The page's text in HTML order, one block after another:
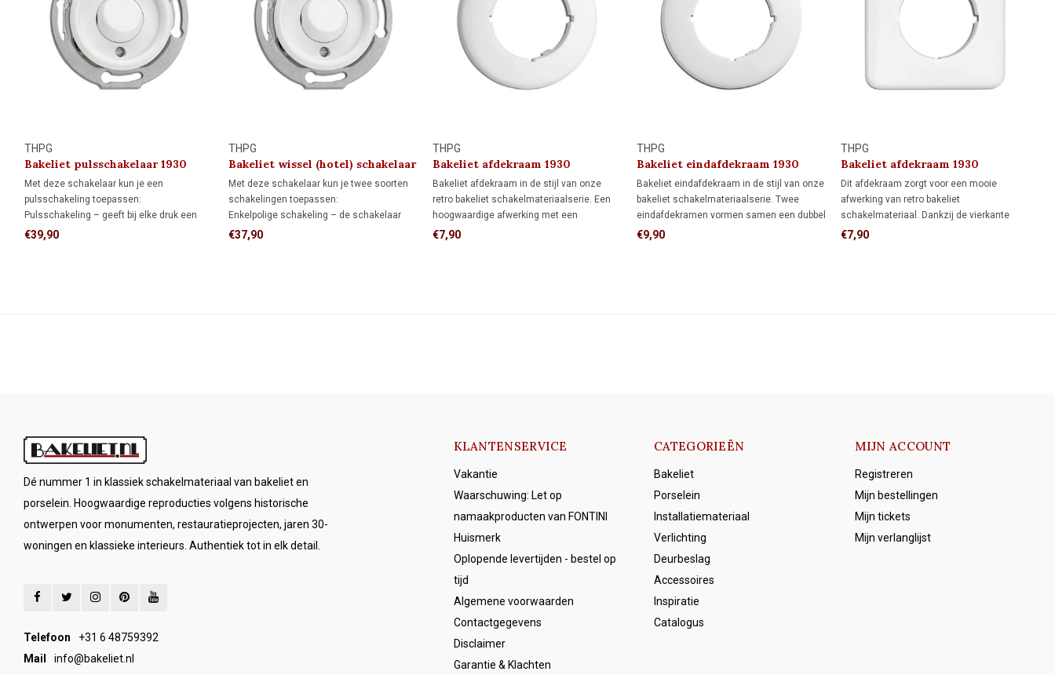
THPG
Bakeliet pulsschakelaar 1930
Met deze schakelaar kun je een
pulsschakeling toepassen:
Pulsschakeling – geeft bij elke druk een
schakelpuls waarmee een impulsrelais of
€39,90
THPG
Bakeliet wissel (hotel) schakelaar
1930
Met deze schakelaar kun je twee soorten
schakelingen toepassen:
Enkelpolige schakeling – de schakelaar
bedient een lamp of lampgroep.
€37,90
THPG
Bakeliet afdekraam 1930
Bakeliet afdekraam in de stijl van onze
retro bakeliet schakelmateriaalserie. Een
hoogwaardige afwerking met een
authentieke uitstraling.
€7,90
THPG
Bakeliet eindafdekraam 1930
Bakeliet eindafdekraam in de stijl van onze
bakeliet schakelmateriaalserie. Twee
eindafdekramen vormen samen een dubbel
afdekraam. Samen met een
€9,90
THPG
Bakeliet afdekraam 1930
Dit afdekraam zorgt voor een mooie
afwerking van retro bakeliet
schakelmateriaal. Dankzij de vierkante
vorm biedt het meer dekking rondom de
€7,90
Dé nummer 1 in klassiek schakelmateriaal van bakeliet en
porselein. Hoogwaardige reproducties volgens historische
ontwerpen voor monumenten, restauratieprojecten, jaren 30-
woningen en klassieke interieurs. Authentiek tot in elk detail.
Telefoon
+31 6 48759392
Mail
info@bakeliet.nl
KLANTENSERVICE
Vakantie
Waarschuwing: Let op
namaakproducten van FONTINI
Huismerk
Oplopende levertijden - bestel op
tijd
Algemene voorwaarden
Contactgegevens
Disclaimer
Garantie & Klachten
CATEGORIEËN
Bakeliet
Porselein
Installatiemateriaal
Verlichting
Deurbeslag
Accessoires
Inspiratie
Catalogus
MIJN ACCOUNT
Registreren
Mijn bestellingen
Mijn tickets
Mijn verlanglijst